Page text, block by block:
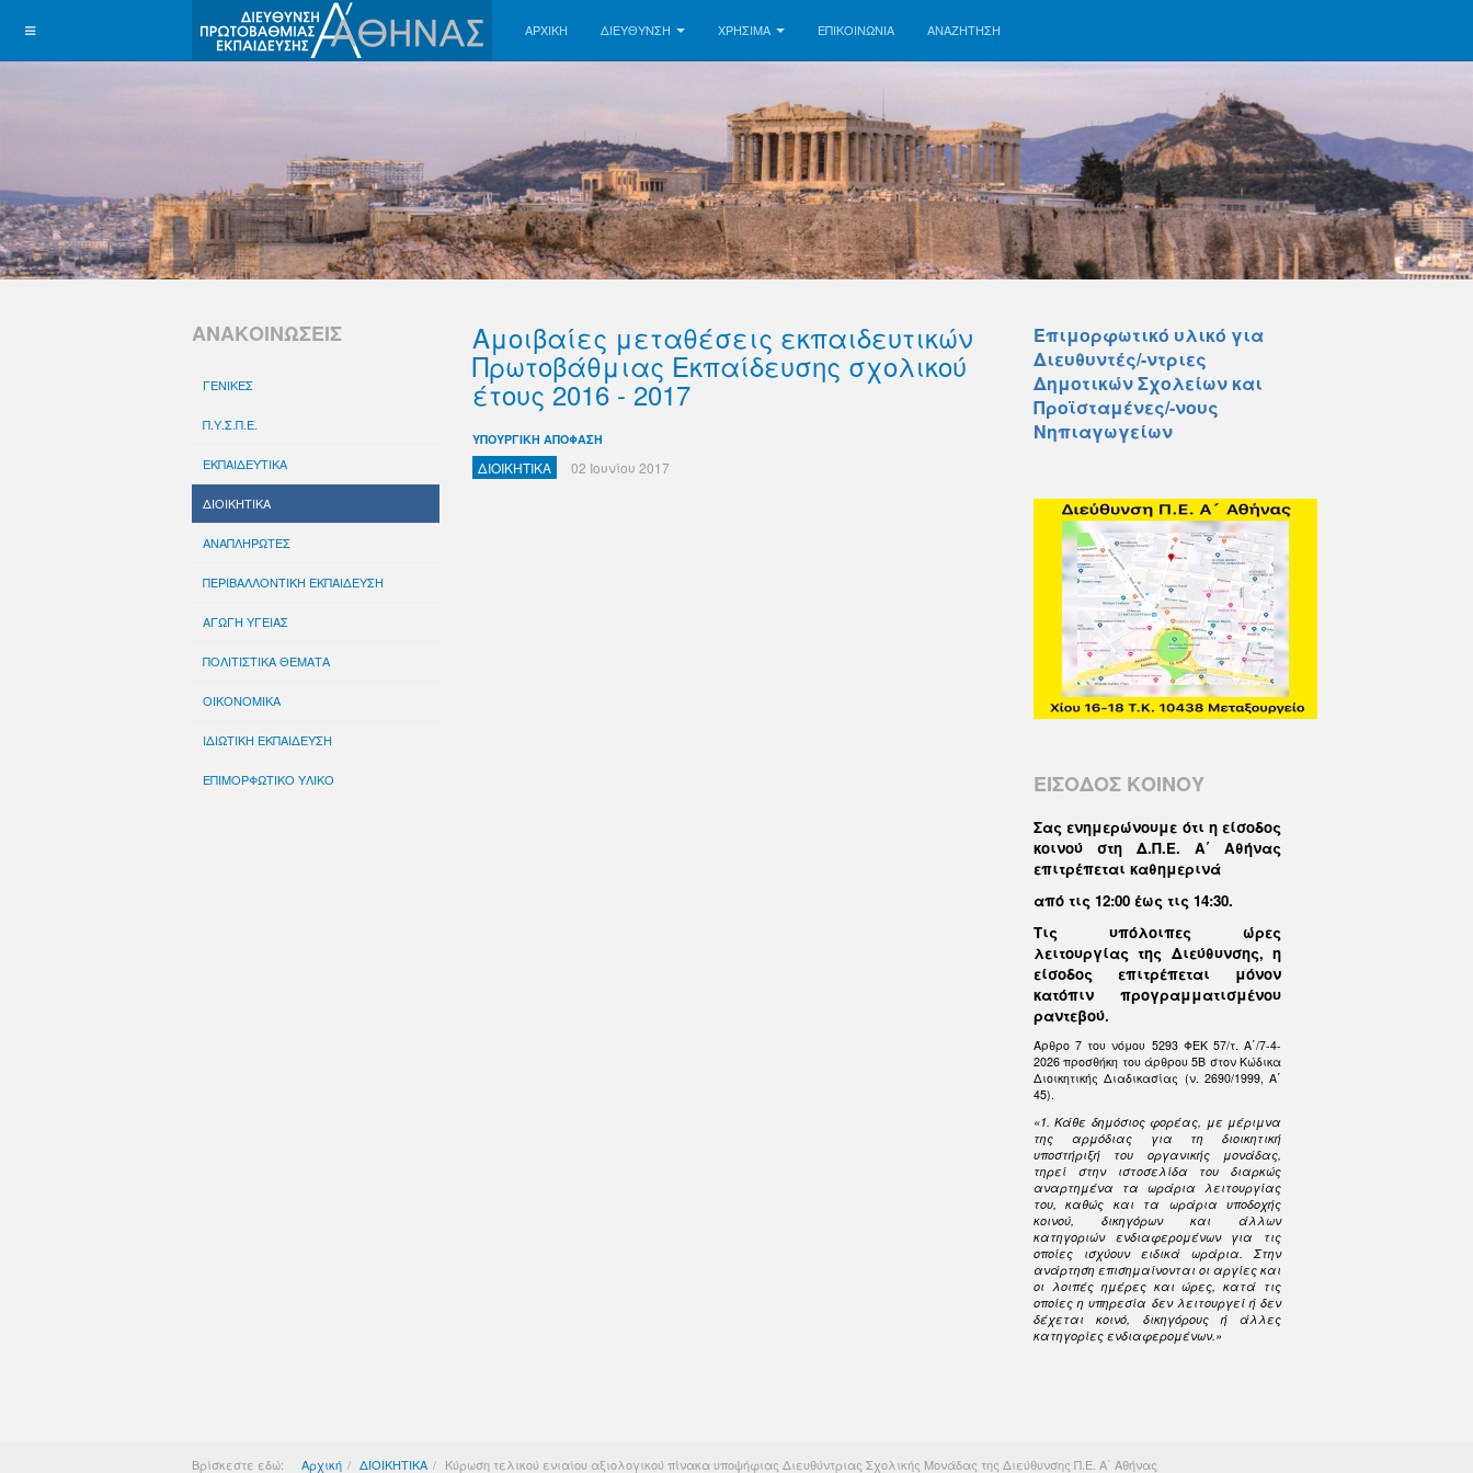
ΑΡΧΙΚΗ ΔΙΕΥΘΥΝΣΗ ΧΡΗΣΙΜΑ ΕΠΙΚΟΙΝΩΝΊΑ ΑΝΑΖΉΤΗΣΗ
Αμοιβαίες μεταθέσεις εκπαιδευτικών
Πρωτοβάθμιας Εκπαίδευσης σχολικού
έτους 2016 - 2017
ΥΠΟΥΡΓΙΚΗ ΑΠΟΦΑΣΗ
ΔΙΟΙΚΗΤΙΚΑ 02 Ιουνίου 2017
ΑΝΑΚΟΙΝΩΣΕΙΣ
ΓΕΝΙΚΕΣ
Π.Υ.Σ.Π.Ε.
ΕΚΠΑΙΔΕΥΤΙΚΑ
ΔΙΟΙΚΗΤΙΚΑ
ΑΝΑΠΛΗΡΩΤΕΣ
ΠΕΡΙΒΑΛΛΟΝΤΙΚΗ ΕΚΠΑΙΔΕΥΣΗ
ΑΓΩΓΗ ΥΓΕΙΑΣ
ΠΟΛΙΤΙΣΤΙΚΑ ΘΕΜΑΤΑ
ΟΙΚΟΝΟΜΙΚΑ
ΙΔΙΩΤΙΚΗ ΕΚΠΑΙΔΕΥΣΗ
ΕΠΙΜΟΡΦΩΤΙΚΟ ΥΛΙΚΟ
Επιμορφωτικό υλικό για
Διευθυντές/-ντριες
Δημοτικών Σχολείων και
Προϊσταμένες/-νους
Νηπιαγωγείων
ΕΙΣΟΔΟΣ ΚΟΙΝΟΥ
Σας ενημερώνουμε ότι η είσοδος
κοινού στη Δ.Π.Ε. Α΄ Αθήνας
επιτρέπεται καθημερινά
από τις 12:00 έως τις 14:30.
Τις υπόλοιπες ώρες
λειτουργίας της Διεύθυνσης, η
είσοδος επιτρέπεται μόνον
κατόπιν προγραμματισμένου
ραντεβού.
Άρθρο 7 του νόμου 5293 ΦΕΚ 57/τ. Α΄/7-4-
2026 προσθήκη του άρθρου 5Β στον Κώδικα
Διοικητικής Διαδικασίας (ν. 2690/1999, Α΄
45).
«1. Κάθε δημόσιος φορέας, με μέριμνα
της αρμόδιας για τη διοικητική
υποστήριξή του οργανικής μονάδας,
τηρεί στην ιστοσελίδα του διαρκώς
αναρτημένα τα ωράρια λειτουργίας
του, καθώς και τα ωράρια υποδοχής
κοινού, δικηγόρων και άλλων
κατηγοριών ενδιαφερομένων για τις
οποίες ισχύουν ειδικά ωράρια. Στην
ανάρτηση επισημαίνονται οι αργίες και
οι λοιπές ημέρες και ώρες, κατά τις
οποίες η υπηρεσία δεν λειτουργεί ή δεν
δέχεται κοινό, δικηγόρους ή άλλες
κατηγορίες ενδιαφερομένων.»
Βρίσκεστε εδώ: Αρχική ΔΙΟΙΚΗΤΙΚΑ Κύρωση τελικού ενιαίου αξιολογικού πίνακα υποψήφιας Διευθύντριας Σχολικής Μονάδας της Διεύθυνσης Π.Ε. Α΄ Αθήνας